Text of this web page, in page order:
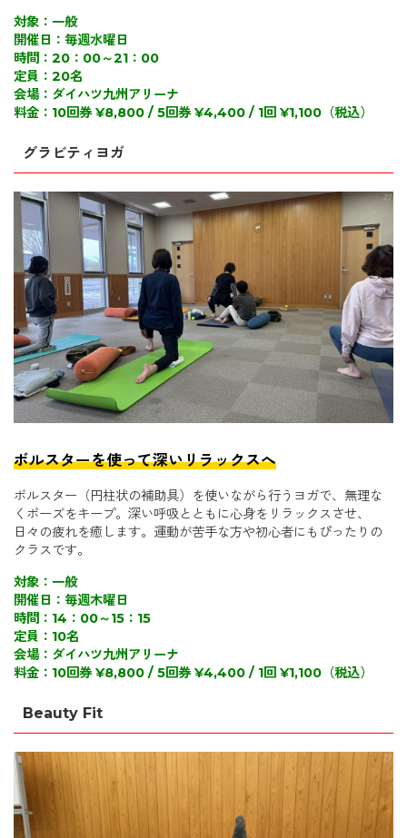
対象：一般
開催日：毎週水曜日
時間：20：00～21：00
定員：20名
会場：ダイハツ九州アリーナ
料金：10回券 ¥8,800 / 5回券 ¥4,400 / 1回 ¥1,100（税込）
グラビティヨガ
ボルスターを使って深いリラックスへ
ボルスター（円柱状の補助具）を使いながら行うヨガで、無理な
くポーズをキープ。深い呼吸とともに心身をリラックスさせ、
日々の疲れを癒します。運動が苦手な方や初心者にもぴったりの
クラスです。
対象：一般
開催日：毎週木曜日
時間：14：00～15：15
定員：10名
会場：ダイハツ九州アリーナ
料金：10回券 ¥8,800 / 5回券 ¥4,400 / 1回 ¥1,100（税込）
Beauty Fit